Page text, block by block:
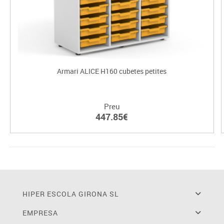
Armari ALICE H160 cubetes petites
Preu
447.85€
HIPER ESCOLA GIRONA SL
EMPRESA